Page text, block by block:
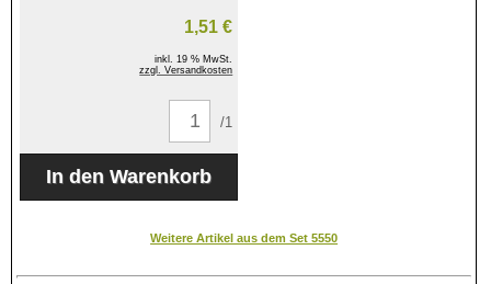
1,51 €
inkl. 19 % MwSt.
zzgl. Versandkosten
/1
Weitere Artikel aus dem Set 5550